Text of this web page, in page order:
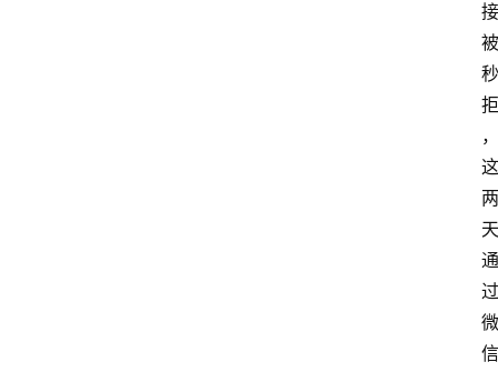
接
被
秒
拒
，
这
两
天
通
过
微
信